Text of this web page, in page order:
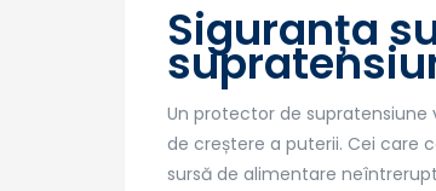
Siguranța
Un protector de
de creștere a puterii. Cei care
sursă de alimentare